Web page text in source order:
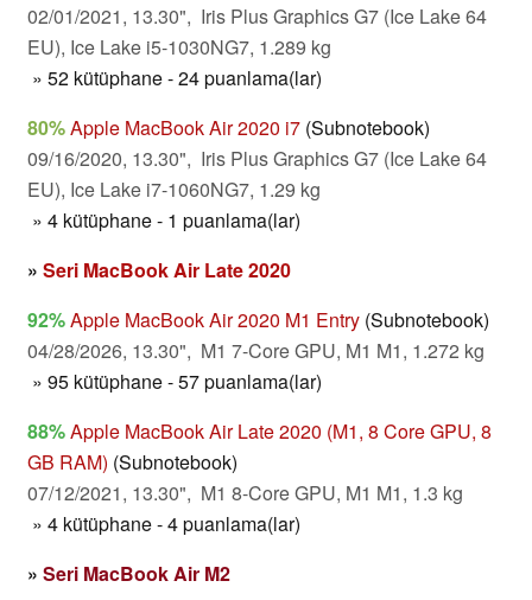
02/01/2021, 13.30", Iris Plus Graphics G7 (Ice Lake 64
EU), Ice Lake i5-1030NG7, 1.289 kg
» 52 kütüphane - 24 puanlama(lar)
80%Apple MacBook Air 2020 i7 (Subnotebook)
09/16/2020, 13.30", Iris Plus Graphics G7 (Ice Lake 64
EU), Ice Lake i7-1060NG7, 1.29 kg
» 4 kütüphane - 1 puanlama(lar)
» Seri MacBook Air Late 2020
92%Apple MacBook Air 2020 M1 Entry (Subnotebook)
04/28/2026, 13.30", M1 7-Core GPU, M1 M1, 1.272 kg
» 95 kütüphane - 57 puanlama(lar)
88%Apple MacBook Air Late 2020 (M1, 8 Core GPU, 8
GB RAM) (Subnotebook)
07/12/2021, 13.30", M1 8-Core GPU, M1 M1, 1.3 kg
» 4 kütüphane - 4 puanlama(lar)
» Seri MacBook Air M2